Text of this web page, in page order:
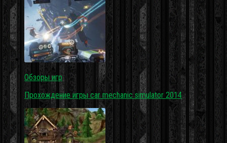
Обзоры игр
Прохождение игры car mechanic simulator 2014